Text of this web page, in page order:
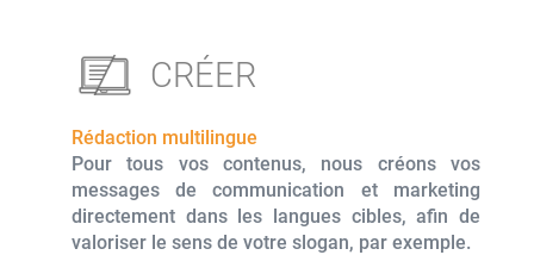
CRÉER
Rédaction multilingue
Pour tous vos contenus, nous créons vos
messages de communication et marketing
directement dans les langues cibles, afin de
valoriser le sens de votre slogan, par exemple.